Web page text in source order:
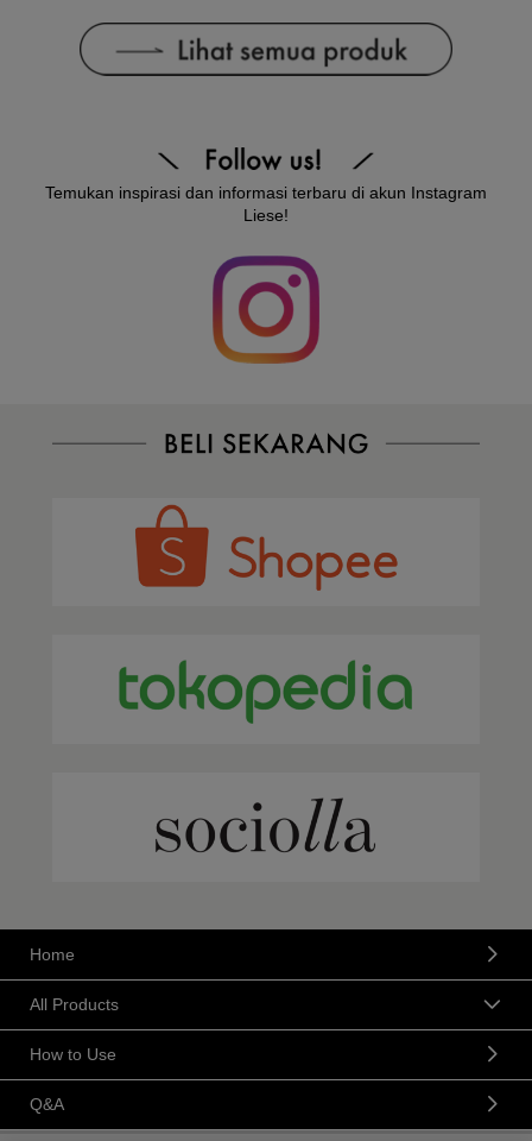
Temukan inspirasi dan informasi terbaru di akun Instagram
Liese!
Home
All Products
How to Use
Q&A